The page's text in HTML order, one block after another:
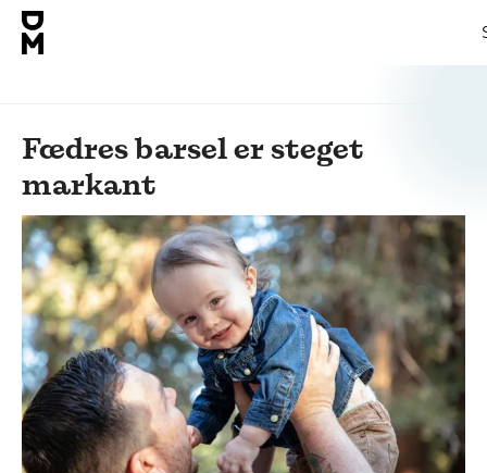
Fædres barsel er steget
markant